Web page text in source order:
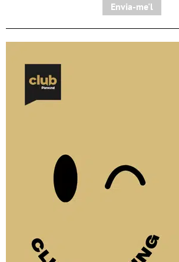
Envia-me'l